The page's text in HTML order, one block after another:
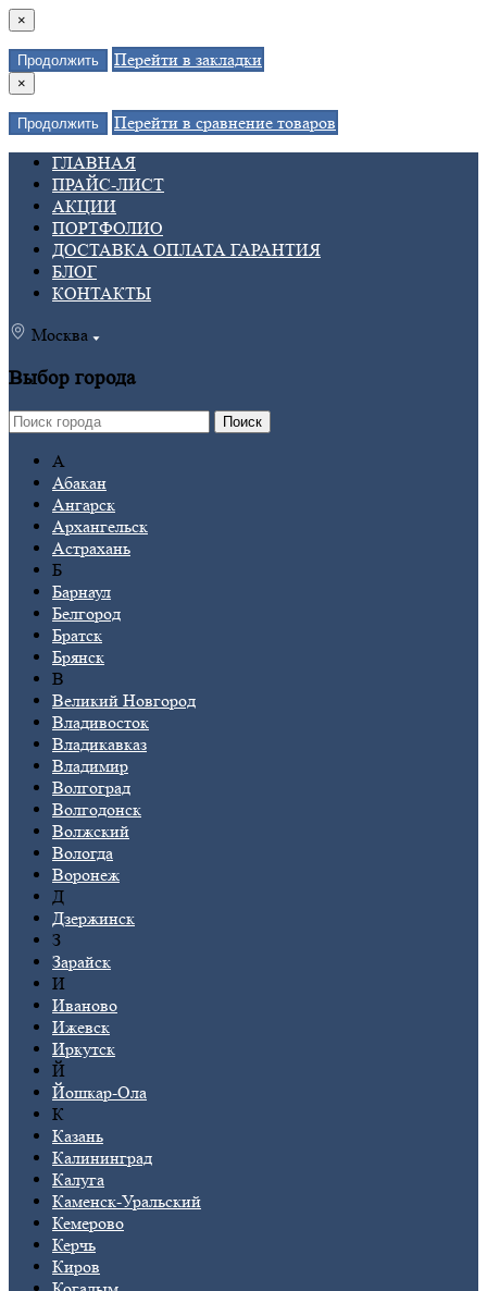
×
Продолжить Перейти в закладки
×
Продолжить
Перейти в сравнение товаров
ГЛАВНАЯ
ПРАЙС-ЛИСТ
АКЦИИ
ПОРТФОЛИО
ДОСТАВКА ОПЛАТА ГАРАНТИЯ
БЛОГ
КОНТАКТЫ
Москва
Выбор города
Поиск
А
Абакан
Ангарск
Архангельск
Астрахань
Б
Барнаул
Белгород
Братск
Брянск
В
Великий Новгород
Владивосток
Владикавказ
Владимир
Волгоград
Волгодонск
Волжский
Вологда
Воронеж
Д
Дзержинск
З
Зарайск
И
Иваново
Ижевск
Иркутск
Й
Йошкар-Ола
К
Казань
Калининград
Калуга
Каменск-Уральский
Кемерово
Керчь
Киров